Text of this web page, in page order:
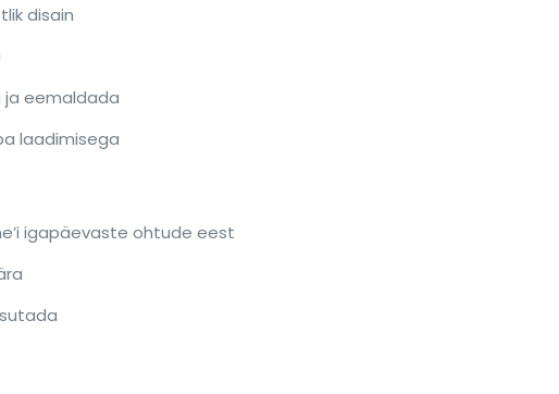
disain
ja eemaldada
laadimisega
igapäevaste ohtude eest